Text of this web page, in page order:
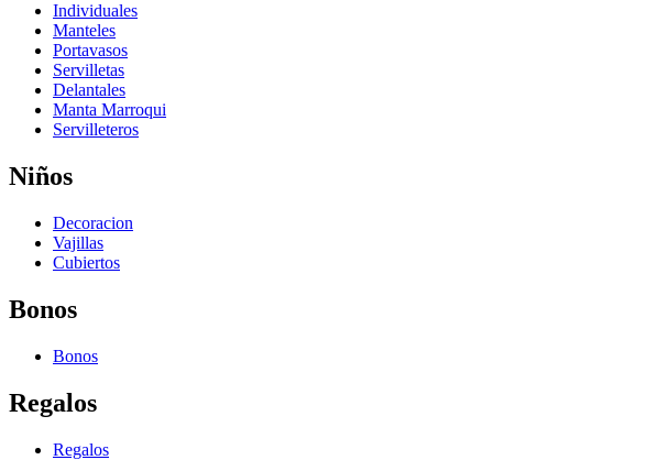
Individuales
Manteles
Portavasos
Servilletas
Delantales
Manta Marroqui
Servilleteros
Niños
Decoracion
Vajillas
Cubiertos
Bonos
Bonos
Regalos
Regalos